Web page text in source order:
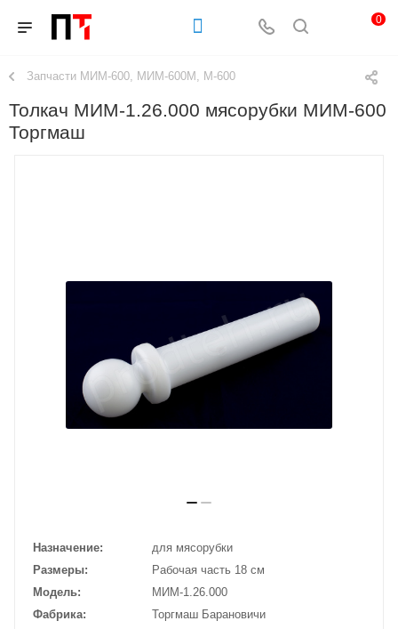
0
Запчасти МИМ-600, МИМ-600М, М-600
Толкач МИМ-1.26.000 мясорубки МИМ-600
Торгмаш
Назначение
для мясорубки
Размеры
Рабочая часть 18 см
Модель
МИМ-1.26.000
Фабрика
Торгмаш Барановичи